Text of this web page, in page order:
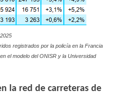
registrados por la policía en la Francia
el modelo del ONISR y la Universidad
la red de carreteras de